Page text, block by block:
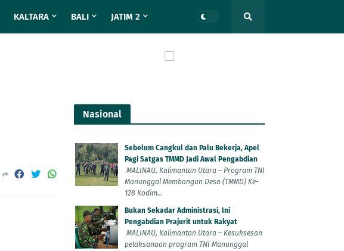
KALTARA BALI JATIM 2
Nasional
Sebelum Cangkul dan Palu Bekerja, Apel
Pagi Satgas TMMD Jadi Awal Pengabdian
MALINAU, Kalimantan Utara – Program TNI
Manunggal Membangun Desa (TMMD) Ke-
128 Kodim...
Bukan Sekadar Administrasi, Ini
Pengabdian Prajurit untuk Rakyat
MALINAU, Kalimantan Utara – Kesuksesan
pelaksanaan program TNI Manunggal